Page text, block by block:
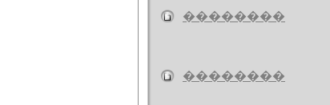
��������
��������